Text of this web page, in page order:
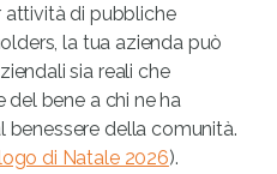
attività di pubbliche
la tua azienda può
sia reali che
del bene a chi ne ha
della comunità.
di Natale 2026).